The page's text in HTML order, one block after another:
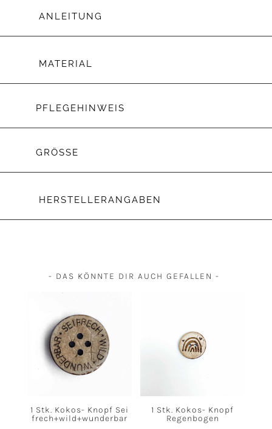
ANLEITUNG
MATERIAL
PFLEGEHINWEIS
GRÖSSE
HERSTELLERANGABEN
- DAS KÖNNTE DIR AUCH GEFALLEN -
1 Stk. Kokos- Knopf Sei
frech+wild+wunderbar
1 Stk. Kokos- Knopf
Regenbogen